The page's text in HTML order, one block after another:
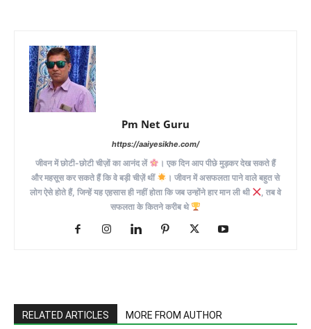
Pm Net Guru
https://aaiyesikhe.com/
जीवन में छोटी-छोटी चीज़ों का आनंद लें
। एक दिन आप पीछे मुड़कर देख सकते हैं
और महसूस कर सकते हैं कि वे बड़ी चीज़ें थीं
। जीवन में असफलता पाने वाले बहुत से
लोग ऐसे होते हैं, जिन्हें यह एहसास ही नहीं होता कि जब उन्होंने हार मान ली थी
, तब वे
सफलता के कितने करीब थे
RELATED ARTICLES MORE FROM AUTHOR